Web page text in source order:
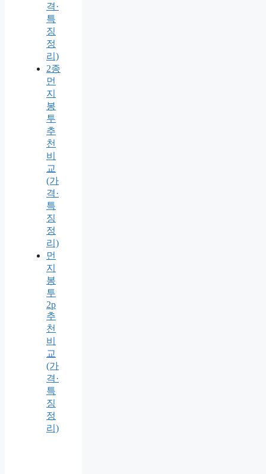
격·
특
징
정
리)
2종
먼
지
봉
투
추
천
비
교
(가
격·
특
징
정
리)
먼
지
봉
투
2p
추
천
비
교
(가
격·
특
징
정
리)